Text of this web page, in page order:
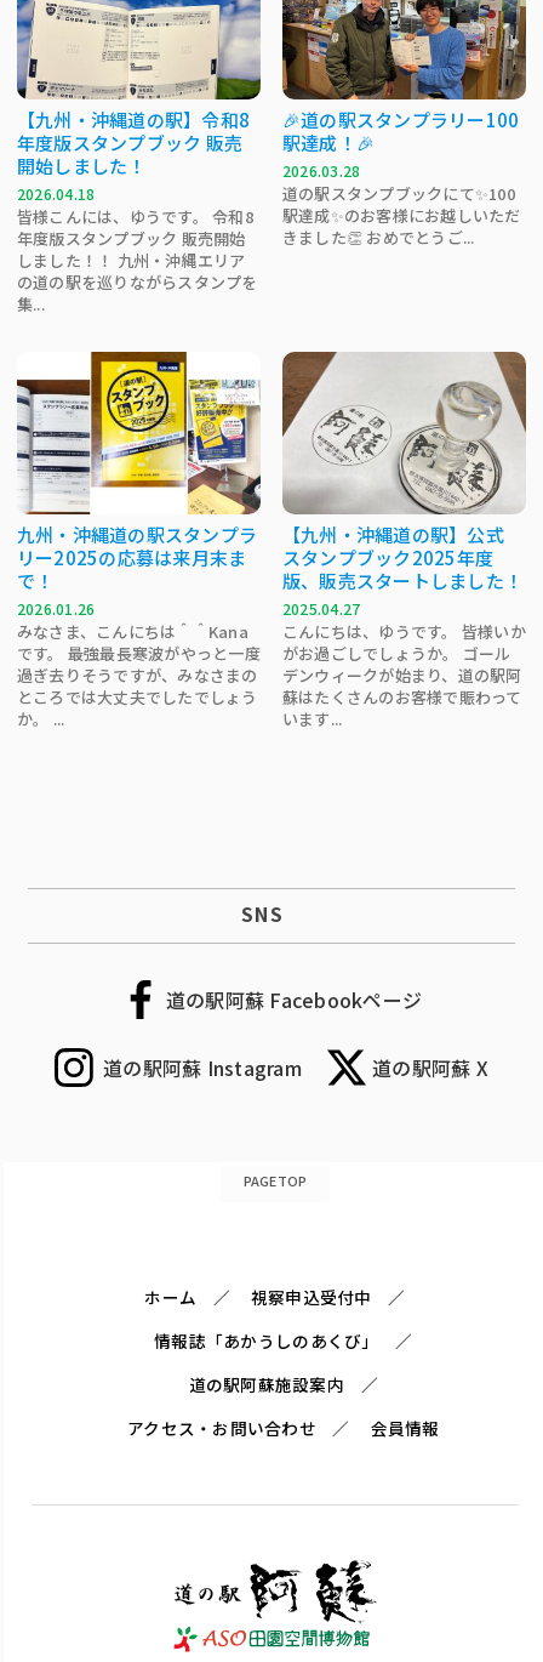
【九州・沖縄道の駅】令和8
年度版スタンプブック 販売
開始しました！
2026.04.18
皆様こんには、ゆうです。 令和8
年度版スタンプブック 販売開始
しました！！ 九州・沖縄エリア
の道の駅を巡りながらスタンプを
集...
🎉道の駅スタンプラリー100
駅達成！🎉
2026.03.28
道の駅スタンプブックにて✨100
駅達成✨のお客様にお越しいただ
きました👏 おめでとうご...
九州・沖縄道の駅スタンプラ
リー2025の応募は来月末ま
で！
2026.01.26
みなさま、こんにちは＾＾Kana
です。 最強最長寒波がやっと一度
過ぎ去りそうですが、みなさまの
ところでは大丈夫でしたでしょう
か。 ...
【九州・沖縄道の駅】公式
スタンプブック2025年度
版、販売スタートしました！
2025.04.27
こんにちは、ゆうです。 皆様いか
がお過ごしでしょうか。 ゴール
デンウィークが始まり、道の駅阿
蘇はたくさんのお客様で賑わって
います...
SNS
道の駅阿蘇 Facebookページ
道の駅阿蘇 Instagram 道の駅阿蘇 X
PAGETOP
ホーム
視察申込受付中
情報誌「あかうしのあくび」
道の駅阿蘇施設案内
アクセス・お問い合わせ
会員情報